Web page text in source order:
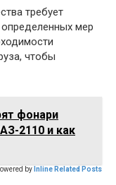
требует
мер
чтобы
фонари
2110 и как
by Inline Related Posts